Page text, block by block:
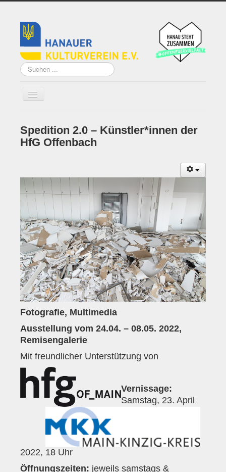
Suchen
...
Home
Über uns
Künstler*innen der
Remise
Grundsatzprogramm
Historie
Impressum
Mitglieder-Info
Sonderpreis Kultur
Veranstaltungen
Aktuell
Regelmäßig
Jahresüberblick
Archiv
Remisengalerie
Räumlichkeiten
Anfahrt
Spedition 2.0 – Künstler*innen der
HfG Offenbach
Fotografie, Multimedia
Ausstellung vom 24.04. – 08.05. 2022,
Remisengalerie
Mit freundlicher Unterstützung von
Vernissage:
Samstag, 23. April
2022, 18 Uhr
Öffnungszeiten: jeweils samstags &